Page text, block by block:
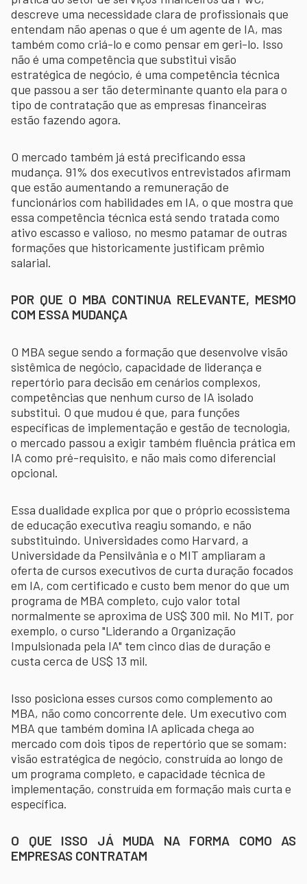
descreve uma necessidade clara de profissionais que
entendam não apenas o que é um agente de IA, mas
também como criá-lo e como pensar em geri-lo. Isso
não é uma competência que substitui visão
estratégica de negócio, é uma competência técnica
que passou a ser tão determinante quanto ela para o
tipo de contratação que as empresas financeiras
estão fazendo agora.
O mercado também já está precificando essa
mudança. 91% dos executivos entrevistados afirmam
que estão aumentando a remuneração de
funcionários com habilidades em IA, o que mostra que
essa competência técnica está sendo tratada como
ativo escasso e valioso, no mesmo patamar de outras
formações que historicamente justificam prêmio
salarial.
POR QUE O MBA CONTINUA RELEVANTE, MESMO
COM ESSA MUDANÇA
O MBA segue sendo a formação que desenvolve visão
sistêmica de negócio, capacidade de liderança e
repertório para decisão em cenários complexos,
competências que nenhum curso de IA isolado
substitui. O que mudou é que, para funções
específicas de implementação e gestão de tecnologia,
o mercado passou a exigir também fluência prática em
IA como pré-requisito, e não mais como diferencial
opcional.
Essa dualidade explica por que o próprio ecossistema
de educação executiva reagiu somando, e não
substituindo. Universidades como Harvard, a
Universidade da Pensilvânia e o MIT ampliaram a
oferta de cursos executivos de curta duração focados
em IA, com certificado e custo bem menor do que um
programa de MBA completo, cujo valor total
normalmente se aproxima de US$ 300 mil. No MIT, por
exemplo, o curso "Liderando a Organização
Impulsionada pela IA" tem cinco dias de duração e
custa cerca de US$ 13 mil.
Isso posiciona esses cursos como complemento ao
MBA, não como concorrente dele. Um executivo com
MBA que também domina IA aplicada chega ao
mercado com dois tipos de repertório que se somam:
visão estratégica de negócio, construída ao longo de
um programa completo, e capacidade técnica de
implementação, construída em formação mais curta e
específica.
O QUE ISSO JÁ MUDA NA FORMA COMO AS
EMPRESAS CONTRATAM